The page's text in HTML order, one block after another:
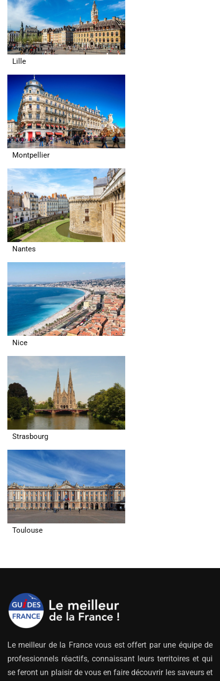
Lille
Montpellier
Nantes
Nice
Strasbourg
Toulouse
Le meilleur de la France vous est offert par une équipe de
professionnels réactifs, connaissant leurs territoires et qui
se feront un plaisir de vous en faire découvrir les saveurs et